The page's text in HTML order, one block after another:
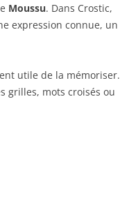
Moussu. Dans Crostic,
expression connue, un
utile de la mémoriser.
grilles, mots croisés ou